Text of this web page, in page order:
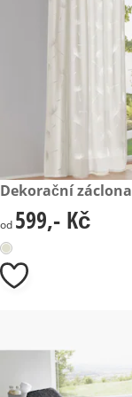
599,- Kč
Dekorační záclona
599,- Kč
od 599,- Kč